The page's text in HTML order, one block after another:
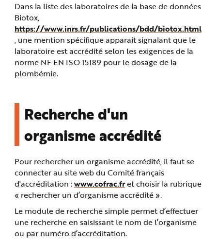
Dans la liste des laboratoires de la base de données
Biotox,
https://www.inrs.fr/publications/bdd/biotox.html
, une mention spécifique apparait signalant que le
laboratoire est accrédité selon les exigences de la
norme NF EN ISO 15189 pour le dosage de la
plombémie.
Recherche d'un
organisme accrédité
Pour rechercher un organisme accrédité, il faut se
connecter au site web du Comité français
d'accréditation :www.cofrac.fret choisir la rubrique
« rechercher un d’organisme accrédité ».
Le module de recherche simple permet d’effectuer
une recherche en saisissant le nom de l’organisme
ou par numéro d’accréditation.